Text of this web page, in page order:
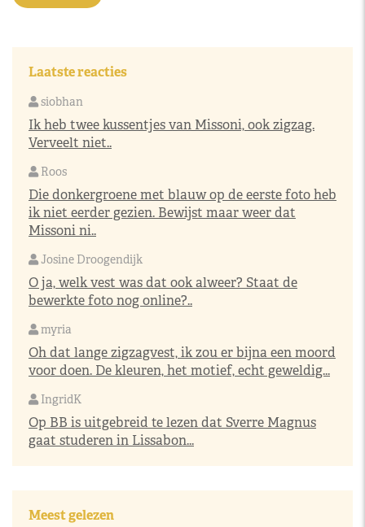
Laatste reacties
siobhan
Ik heb twee kussentjes van Missoni, ook zigzag.
Verveelt niet..
Roos
Die donkergroene met blauw op de eerste foto heb
ik niet eerder gezien. Bewijst maar weer dat
Missoni ni..
Josine Droogendijk
O ja, welk vest was dat ook alweer? Staat de
bewerkte foto nog online?..
myria
Oh dat lange zigzagvest, ik zou er bijna een moord
voor doen. De kleuren, het motief, echt geweldig...
IngridK
Op BB is uitgebreid te lezen dat Sverre Magnus
gaat studeren in Lissabon...
Meest gelezen